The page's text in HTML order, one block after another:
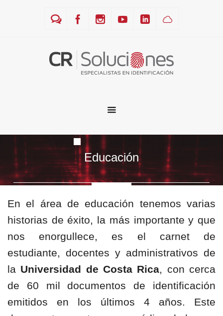
Educación
En el área de educación tenemos varias
historias de éxito, la más importante y que
nos enorgullece, es el carnet de
estudiante, docentes y administrativos de
la Universidad de Costa Rica, con cerca
de 60 mil documentos de identificación
emitidos en los últimos 4 años. Este